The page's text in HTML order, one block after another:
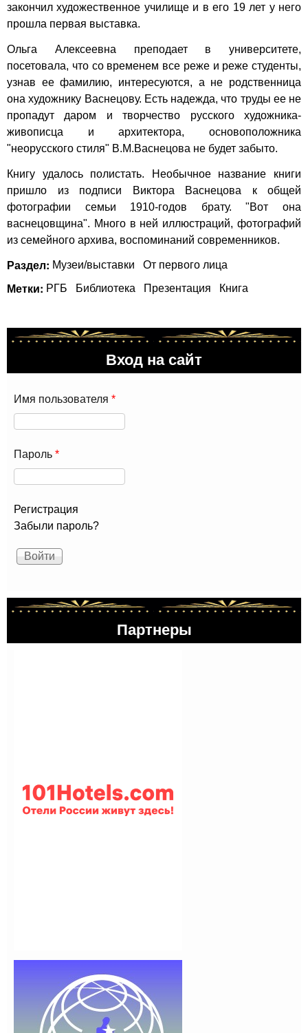
закончил художественное училище и в его 19 лет у него
прошла первая выставка.
Ольга Алексеевна преподает в университете,
посетовала, что со временем все реже и реже студенты,
узнав ее фамилию, интересуются, а не родственница
она художнику Васнецову. Есть надежда, что труды ее не
пропадут даром и творчество русского художника-
живописца и архитектора, основоположника
"неорусского стиля" В.М.Васнецова не будет забыто.
Книгу удалось полистать. Необычное название книги
пришло из подписи Виктора Васнецова к общей
фотографии семьи 1910-годов брату. "Вот она
васнецовщина". Много в ней иллюстраций, фотографий
из семейного архива, воспоминаний современников.
Раздел: Музеи/выставки От первого лица
Метки: РГБ Библиотека Презентация Книга
Вход на сайт
Имя пользователя *
Пароль *
Регистрация
Забыли пароль?
Партнеры